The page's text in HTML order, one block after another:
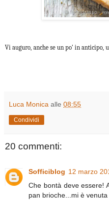
Vi auguro, anche se un po' in anticipo,
Luca Monica alle 08:55
Condividi
20 commenti:
Sofficiblog 12 marzo
Che bontà deve essere!
pan brioche...mi è